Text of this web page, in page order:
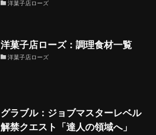
洋菓子店ローズ
洋菓子店ローズ：調理食材一覧
洋菓子店ローズ
グラブル：ジョブマスターレベル
解禁クエスト「達人の領域へ」